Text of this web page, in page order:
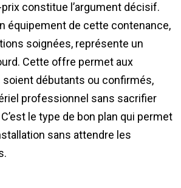
constitue l’argument décisif.
équipement de cette contenance,
soignées, représente un
Cette offre permet aux
soient débutants ou confirmés,
professionnel sans sacrifier
le type de bon plan qui permet
sans attendre les